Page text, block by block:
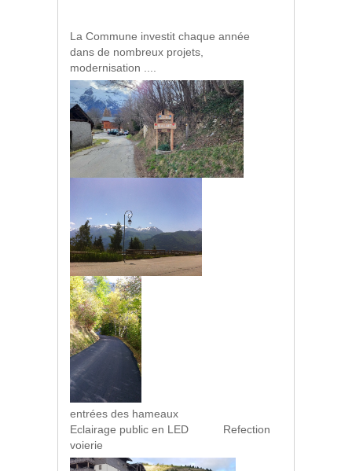
La Commune investit chaque année
dans de nombreux projets,
modernisation ....
entrées des hameaux
Eclairage public en LED Refection
voierie